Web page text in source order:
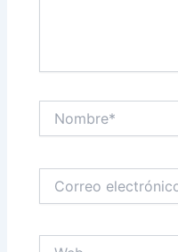
electrónico*